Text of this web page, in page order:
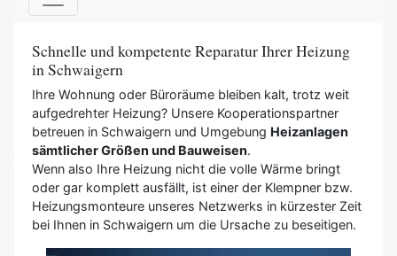
Schnelle und kompetente Reparatur Ihrer Heizung
in Schwaigern
Ihre Wohnung oder Büroräume bleiben kalt, trotz weit
aufgedrehter Heizung? Unsere Kooperationspartner
betreuen in Schwaigern und Umgebung Heizanlagen
sämtlicher Größen und Bauweisen.
Wenn also Ihre Heizung nicht die volle Wärme bringt
oder gar komplett ausfällt, ist einer der Klempner bzw.
Heizungsmonteure unseres Netzwerks in kürzester Zeit
bei Ihnen in Schwaigern um die Ursache zu beseitigen.